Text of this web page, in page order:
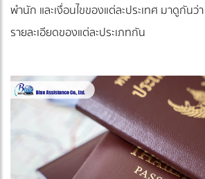
พำนัก และเงื่อนไขของแต่ละประเทศ มาดูกันว่า
รายละเอียดของแต่ละประเภทกัน